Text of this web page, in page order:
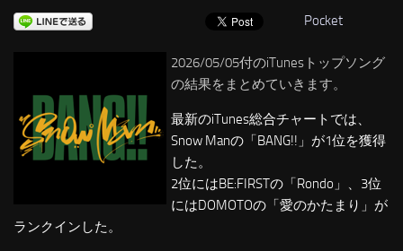
Pocket
2026/05/05付のiTunesトップソング
の結果をまとめていきます。
最新のiTunes総合チャートでは、
Snow Manの「BANG!!」が1位を獲得
した。
2位にはBE:FIRSTの「Rondo」、3位
にはDOMOTOの「愛のかたまり」が
ランクインした。